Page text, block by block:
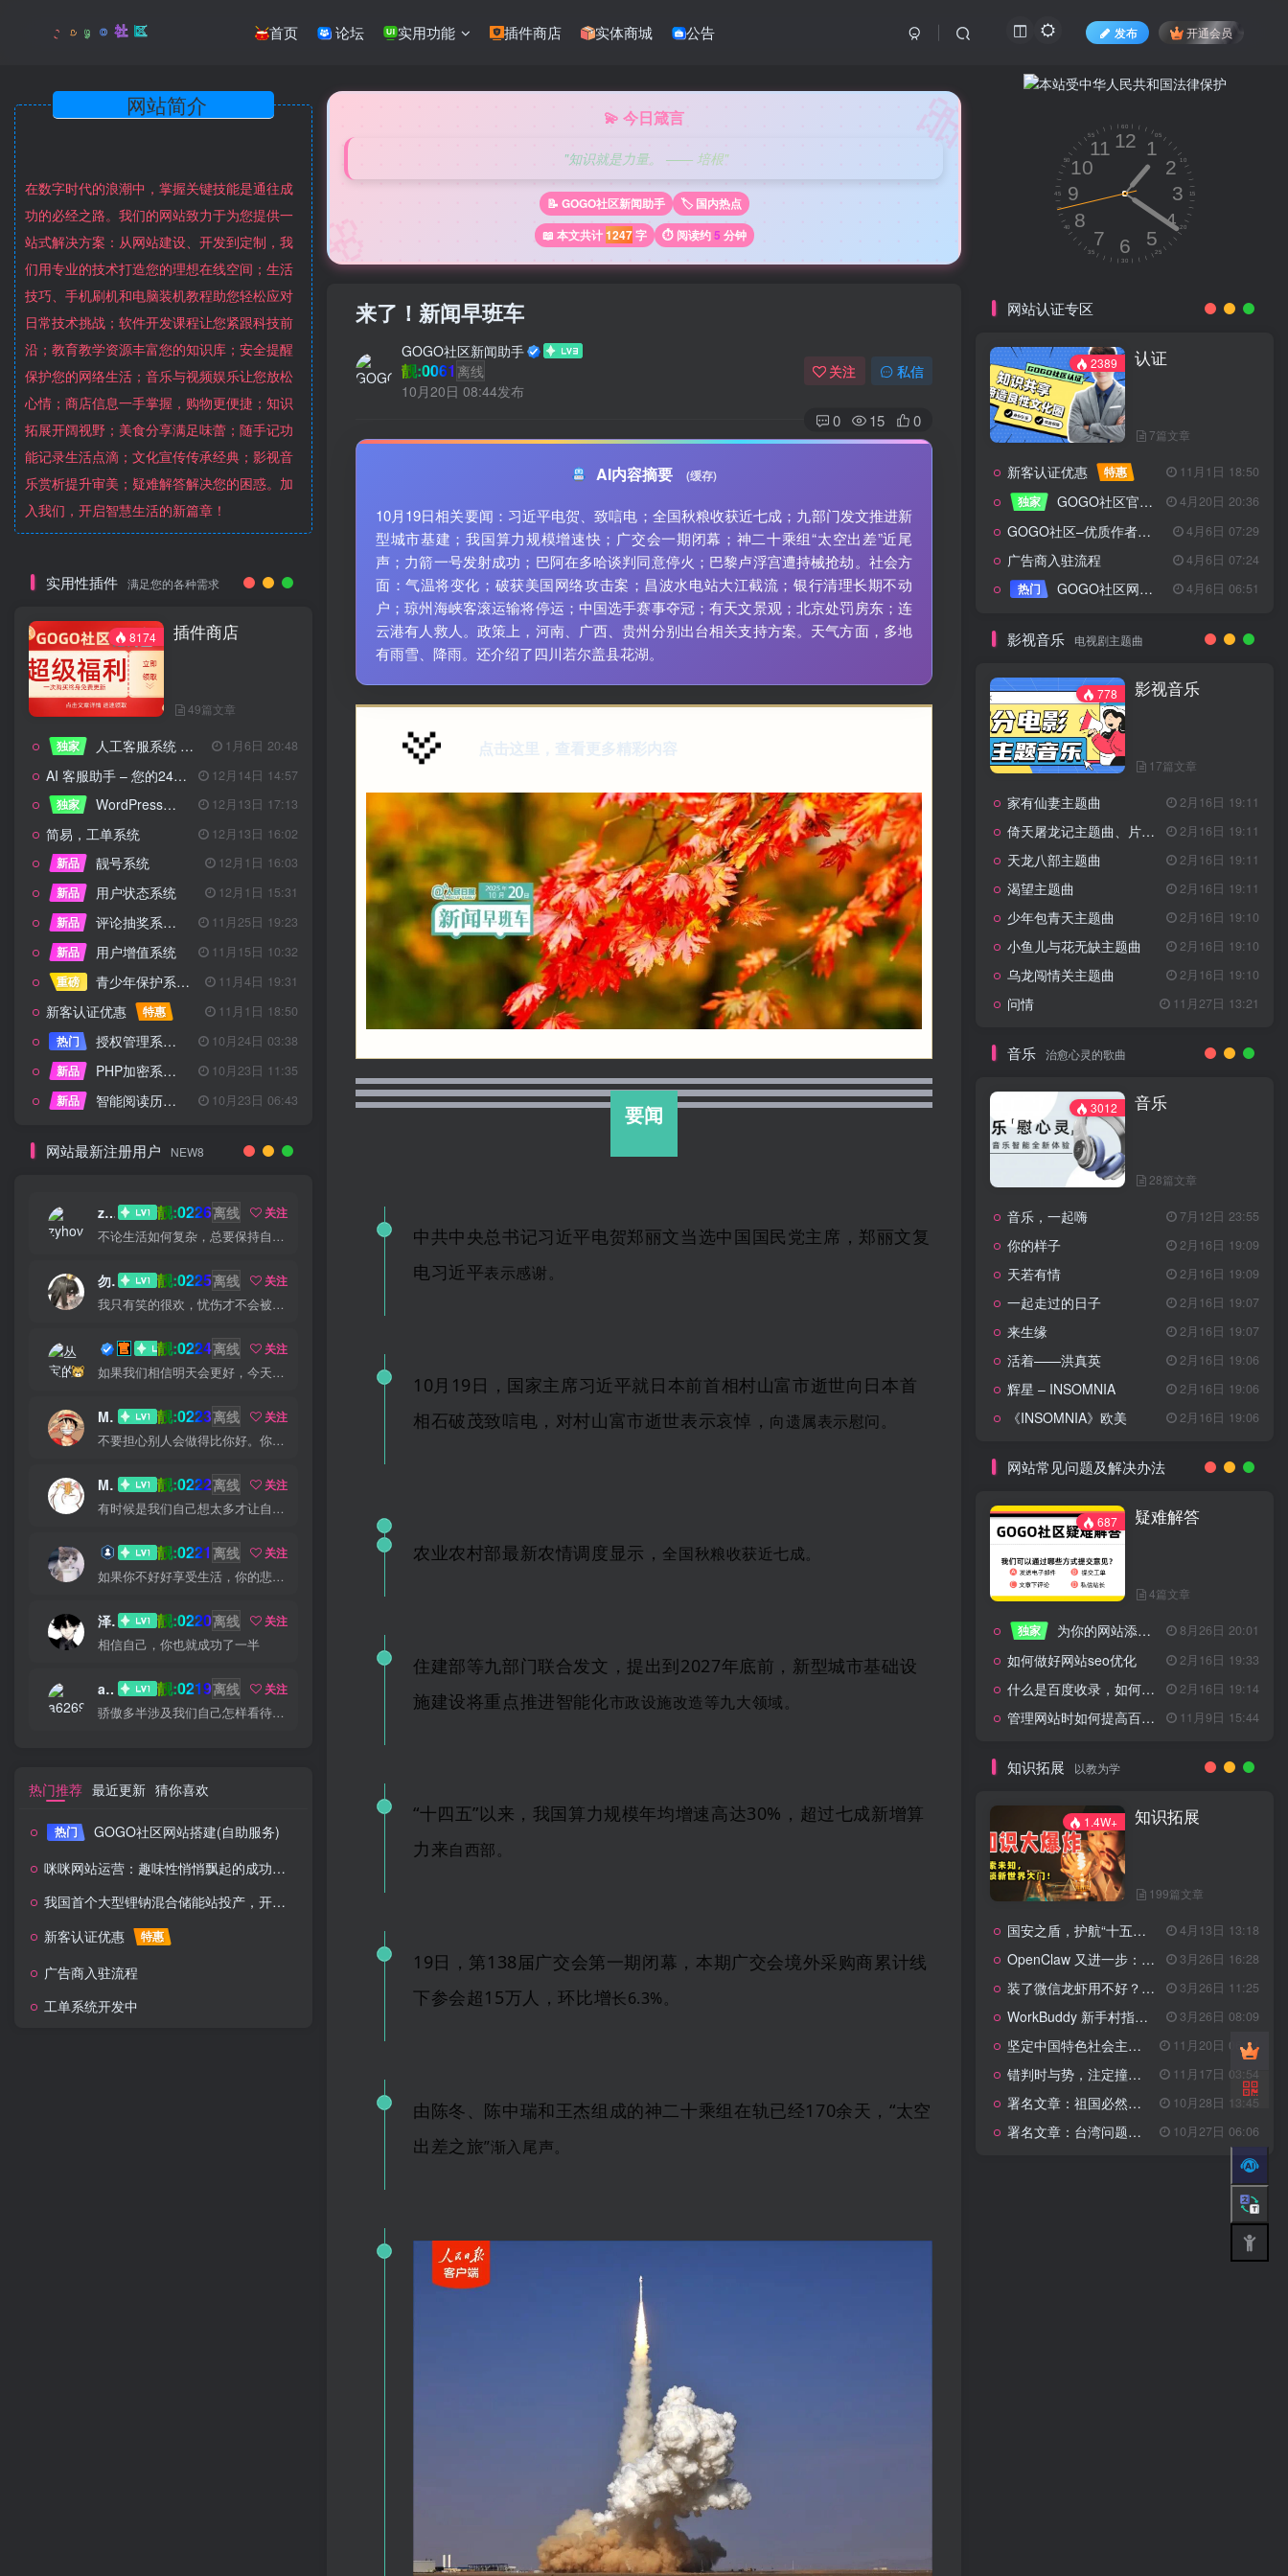
首页 论坛 实用功能 插件商店 实体商城 公告 发布 开通会员
在数字时代的浪潮中，掌握关键技能是通往成
功的必经之路。我们的网站致力于为您提供一
站式解决方案：从网站建设、开发到定制，我
们用专业的技术打造您的理想在线空间；生活
技巧、手机刷机和电脑装机教程助您轻松应对
日常技术挑战；软件开发课程让您紧跟科技前
沿；教育教学资源丰富您的知识库；安全提醒
保护您的网络生活；音乐与视频娱乐让您放松
心情；商店信息一手掌握，购物更便捷；知识
拓展开阔视野；美食分享满足味蕾；随手记功
能记录生活点滴；文化宣传传承经典；影视音
乐赏析提升审美；疑难解答解决您的困惑。加
入我们，开启智慧生活的新篇章！
实用性插件 满足您的各种需求
8174 插件商店
49篇文章
独家 人工客服系统 技术开发文档 1月6日 20:48
AI 客服助手 – 您的24/7智能客服专家
12月14日 14:57
独家
WordPress设备管理器插件 – 专业版 12月13日 17:13
简易，工单系统
12月13日 16:02
新品
靓号系统
12月1日 16:03
新品
用户状态系统
12月1日 15:31
新品
评论抽奖系统 – 完整功能详解
11月25日 19:23
新品
用户增值系统
11月15日 10:32
重磅
青少年保护系统 专为子比主题开发 11月4日 19:31
新客认证优惠 特惠
11月1日 18:50
热门
授权管理系统子比主题专版
10月24日 03:38
新品
PHP加密系统专业版
10月23日 11:35
新品
智能阅读历史系统 10月23日 06:43
网站最新注册用户 NEW8
zyhove 靓:0226离线
关注
不论生活如何复杂，总要保持自己的那一份优雅
勿听 靓:0225离线
关注
我只有笑的很欢，忧伤才不会被看穿
丛宝 靓:0224离线
关注
如果我们相信明天会更好，今天就能承受艰辛
MS-康娃 靓:0223离线
关注
不要担心别人会做得比你好。你只需要每天都做得比前一天好就可以了
Miss 先生 靓:0222离线
关注
有时候是我们自己想太多才让自己如此难受
猫小白 靓:0221 离线
关注
如果你不好好享受生活，你的悲伤、难过、害怕、羞愧和内疚会代替你享受
泽宇 靓:0220离线
关注
相信自己，你也就成功了一半
a626911 靓:0219离线
关注
骄傲多半涉及我们自己怎样看待自己，而虚荣则涉及我们想别人怎样看我们
热门推荐 最近更新 猜你喜欢
热门
GOGO社区网站搭建(自助服务)
咪咪网站运营：趣味性悄悄飘起的成功风头
我国首个大型锂钠混合储能站投产，开启储能新时代
新客认证优惠
特惠
广告商入驻流程
工单系统开发中
🎀
🌸
💫 今日箴言
"知识就是力量。 —— 培根"
📝 GOGO社区新闻助手
🏷️ 国内热点
📖 本文共计1247字 ⏱️ 阅读约5 分钟
来了！新闻早班车
GOGO社区新闻助手
靓:0061 离线
10月20日 08:44发布
关注 私信
0 15 0
AI内容摘要 (缓存)
10月19日相关要闻：习近平电贺、致唁电；全国秋粮收获近七成；九部门发文推进新
型城市基建；我国算力规模增速快；广交会一期闭幕；神二十乘组“太空出差”近尾
声；力箭一号发射成功；巴阿在多哈谈判同意停火；巴黎卢浮宫遭持械抢劫。社会方
面：气温将变化；破获美国网络攻击案；昌波水电站大江截流；银行清理长期不动
户；琼州海峡客滚运输将停运；中国选手赛事夺冠；有天文景观；北京处罚房东；连
云港有人救人。政策上，河南、广西、贵州分别出台相关支持方案。天气方面，多地
有雨雪、降雨。还介绍了四川若尔盖县花湖。
点击这里，查看更多精彩内容
要闻
中共中央总书记习近平电贺郑丽文当选中国国民党主席，郑丽文复
电习近平表示感谢。
10月19日，国家主席习近平就日本前首相村山富市逝世向日本首
相石破茂致唁电，对村山富市逝世表示哀悼， 向遗属表示慰问。
农业农村部最新农情调度显示， 全国秋粮收获近七成。
住建部等九部门联合发文，提出到2027年底前，新型城市基础设
施建设将重点推进智能化市政设施改造等九大领域。
“十四五”以来，我国算力规模年均增速高达30%，超过七成新增算
力来自西部。
19日，第138届广交会第一期闭幕，本期广交会境外采购商累计线
下参会超15万人 ，环比增长6.3%。
由陈冬、陈中瑞和王杰组成的神二十乘组在轨已经170余天，“太空
出差之旅”渐入尾声。
网站认证专区
2389 认证
7篇文章
新客认证优惠 特惠
11月1日 18:50
独家
GOGO社区官方成员认证 4月20日 20:36
GOGO社区–优质作者认证 4月6日 07:29
广告商入驻流程
4月6日 07:24
热门
GOGO社区网站搭建(自助服务) 4月6日 06:51
影视音乐 电视剧主题曲
778 影视音乐
17篇文章
家有仙妻主题曲 2月16日 19:11
倚天屠龙记主题曲、片头曲 2月16日 19:11
天龙八部主题曲 2月16日 19:11
渴望主题曲 2月16日 19:11
少年包青天主题曲 2月16日 19:10
小鱼儿与花无缺主题曲 2月16日 19:10
乌龙闯情关主题曲 2月16日 19:10
问情 11月27日 13:21
音乐 治愈心灵的歌曲
3012 音乐
28篇文章
音乐，一起嗨 7月12日 23:55
你的样子 2月16日 19:09
天若有情 2月16日 19:09
一起走过的日子 2月16日 19:07
来生缘 2月16日 19:07
活着——洪真英 2月16日 19:06
辉星 – INSOMNIA 2月16日 19:06
《INSOMNIA》欧美 2月16日 19:06
网站常见问题及解决办法
687 疑难解答
4篇文章
独家 为你的网站添加百度登录 8月26日 20:01
如何做好网站seo优化 2月16日 19:33
什么是百度收录，如何提高收录量？ 2月16日 19:14
管理网站时如何提高百度权重？ 11月9日 15:44
知识拓展 以教为学
1.4W+ 知识拓展
199篇文章
国安之盾，护航“十五五”新征程 4月13日 13:18
OpenClaw 又进一步：微信直连+安全检测+版本切换 3月26日 16:28
装了微信龙虾用不好？3步让你轻松指挥AI干活！ 3月26日 11:25
WorkBuddy 新手村指南：10 个核心技巧帮你解锁满级虾🦞！ 3月26日 08:09
坚定中国特色社会主义法治的政治定力 11月20日 06:24
错判时与势，注定撞南墙 11月17日 03:54
署名文章：祖国必然统一势不可挡 10月28日 13:45
署名文章：台湾问题的由来和性质 10月27日 06:06